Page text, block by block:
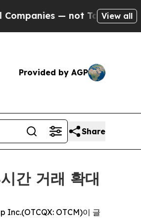
— not Taxpayers — the
View all
Provided by AGP
Share
간 거래 확대
Inc.(OTCQX: OTCM)이 글